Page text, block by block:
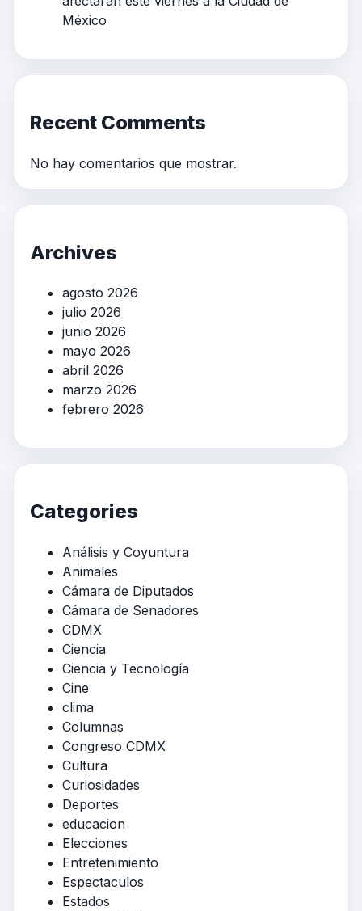
México
Recent Comments
No hay comentarios que mostrar.
Archives
agosto 2026
julio 2026
junio 2026
mayo 2026
abril 2026
marzo 2026
febrero 2026
Categories
Análisis y Coyuntura
Animales
Cámara de Diputados
Cámara de Senadores
CDMX
Ciencia
Ciencia y Tecnología
Cine
clima
Columnas
Congreso CDMX
Cultura
Curiosidades
Deportes
educacion
Elecciones
Entretenimiento
Espectaculos
Estados